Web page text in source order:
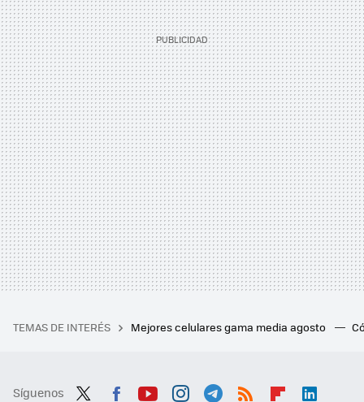
TEMAS DE INTERÉS Mejores celulares gama media agosto
Síguenos